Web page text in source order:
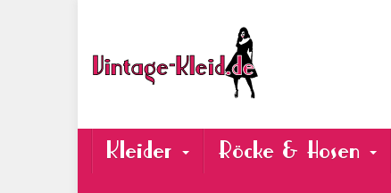
Kleider Röcke & Hosen